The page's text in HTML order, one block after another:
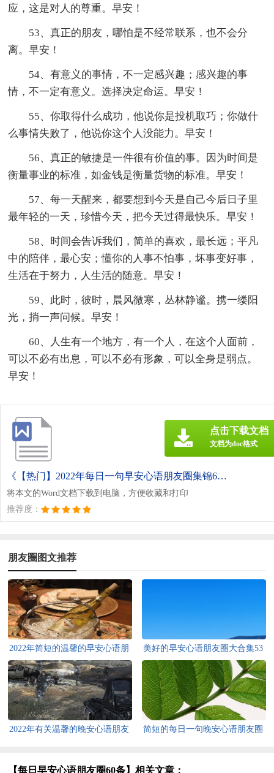
应，这是对人的尊重。早安！
53、真正的朋友，哪怕是不经常联系，也不会分
离。早安！
54、有意义的事情，不一定感兴趣；感兴趣的事
情，不一定有意义。选择决定命运。早安！
55、你取得什么成功，他说你是投机取巧；你做什
么事情失败了，他说你这个人没能力。早安！
56、真正的敏捷是一件很有价值的事。因为时间是
衡量事业的标准，如金钱是衡量货物的标准。早安！
57、每一天醒来，都要想到今天是自己今后日子里
最年轻的一天，珍惜今天，把今天过得最快乐。早安！
58、时间会告诉我们，简单的喜欢，最长远；平凡
中的陪伴，最心安；懂你的人事不怕事，坏事变好事，
生活在于努力，人生活的随意。早安！
59、此时，彼时，晨风微寒，丛林静谧。携一缕阳
光，捎一声问候。早安！
60、人生有一个地方，有一个人，在这个人面前，
可以不必有出息，可以不必有形象，可以全身是弱点。
早安！
《【热门】2022年每日一句早安心语朋友圈集锦60条.doc》
将本文的Word文档下载到电脑，方便收藏和打印
推荐度：
点击下载文档
文档为doc格式
朋友圈图文推荐
2022年简短的温馨的早安心语朋
友圈26条
美好的早安心语朋友圈大合集53
条
2022年有关温馨的晚安心语朋友
简短的每日一句晚安心语朋友圈
【每日早安心语朋友圈60条】相关文章：